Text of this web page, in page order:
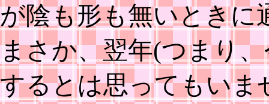
が陰も形も無いときに
まさか、翌年(つまり
するとは思ってもいま